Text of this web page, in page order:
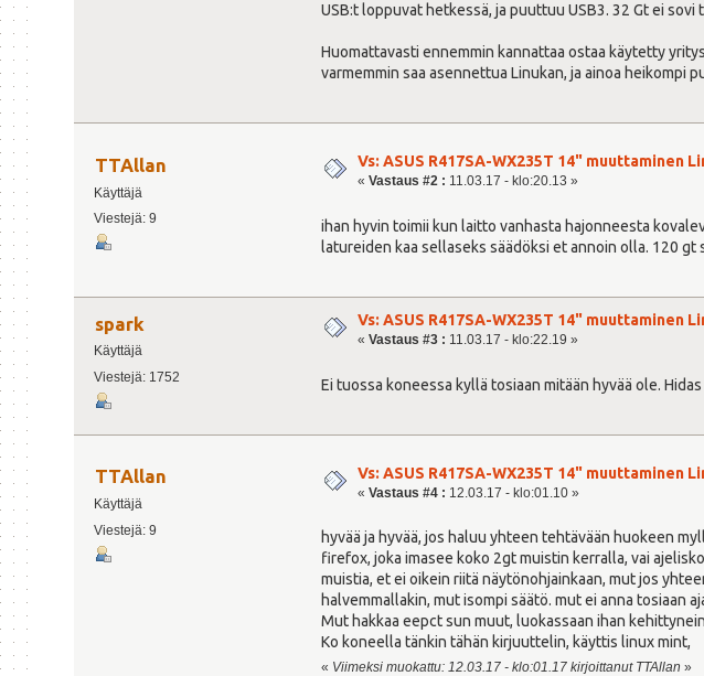
USB:t loppuvat hetkessä, ja puuttuu USB3. 32 Gt ei
Huomattavasti ennemmin kannattaa ostaa käytetty
varmemmin saa asennettua Linukan, ja ainoa
TTAllan
Käyttäjä
Viestejä: 9
Vs: ASUS R417SA-WX235T 14" muuttaminen
«Vastaus #2 : 11.03.17 - klo:20.13 »
ihan hyvin toimii kun laitto vanhasta hajonneesta
latureiden kaa sellaseks säädöksi et annoin olla. 120 gt
spark
Käyttäjä
Viestejä: 1752
Vs: ASUS R417SA-WX235T 14" muuttaminen
«Vastaus #3 : 11.03.17 - klo:22.19 »
Ei tuossa koneessa kyllä tosiaan mitään hyvää ole.
TTAllan
Käyttäjä
Viestejä: 9
Vs: ASUS R417SA-WX235T 14" muuttaminen
«Vastaus #4 : 12.03.17 - klo:01.10 »
hyvää ja hyvää, jos haluu yhteen tehtävään huokeen
firefox, joka imasee koko 2gt muistin kerralla, vai
muistia, et ei oikein riitä näytönohjainkaan, mut jos
halvemmallakin, mut isompi säätö. mut ei anna tosiaan
Mut hakkaa eepct sun muut, luokassaan ihan
Ko koneella tänkin tähän kirjuuttelin, käyttis linux mint,
« Viimeksi muokattu: 12.03.17 - klo:01.17 kirjoittanut TTAllan »